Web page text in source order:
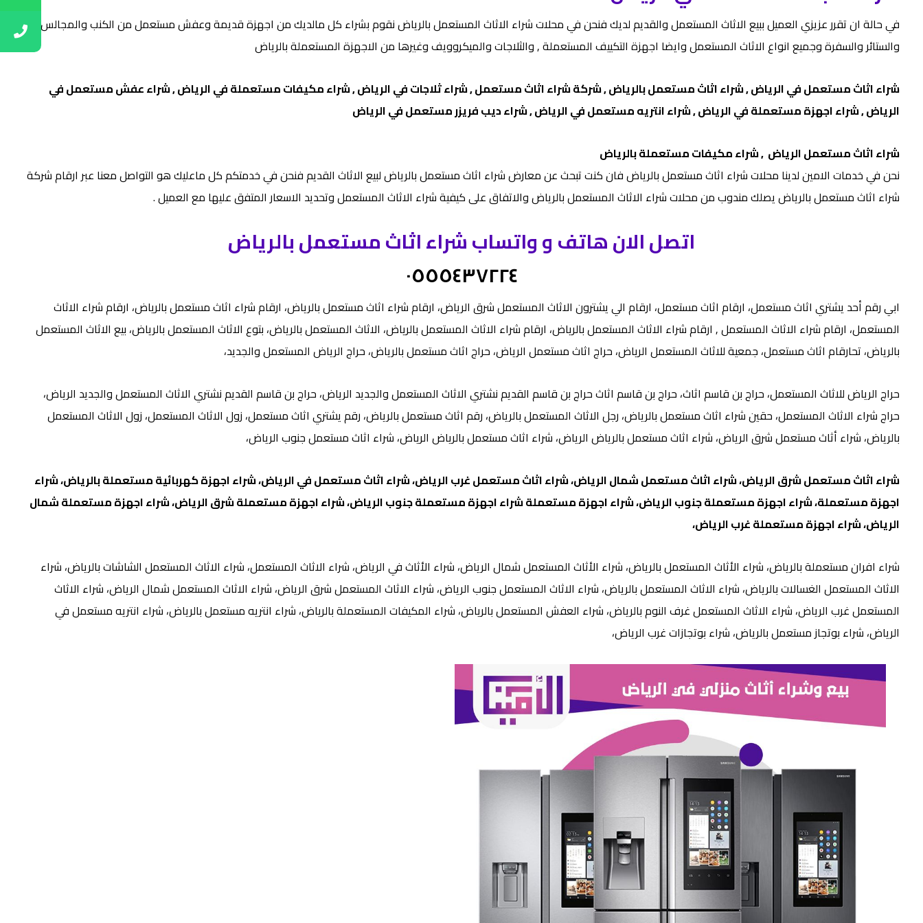
في حالة ان تقرر عزيزي العميل ببيع الاثاث المستعمل والقديم لديك فنحن في محلات شراء الاثاث المستعمل بالرياض نقوم بشراء كل مالديك من اجهزة قديمة وعفش مستعمل من الكنب والمجالس
والستائر والسفرة وجميع انواع الاثاث المستعمل وايضا اجهزة التكييف المستعملة , والثلاجات والميكروويف وغيرها من الاجهزة المستعملة بالرياض
شراء اثاث مستعمل في الرياض ,شراء اثاث مستعمل بالرياض, شركة شراء اثاث مستعمل , شراء ثلاجات في الرياض , شراء مكيفات مستعملة في الرياض , شراء عفش مستعمل في
الرياض , شراء اجهزة مستعملة في الرياض , شراء انتريه مستعمل في الرياض , شراء ديب فريزر مستعمل في الرياض
شراء اثاث مستعمل الرياض ,شراء مكيفات مستعملة بالرياض
نحن في خدمات الامين لدينا محلات شراء اثاث مستعمل بالرياض فان كنت تبحث عن معارض شراء اثاث مستعمل بالرياض لبيع الاثاث القديم فنحن في خدمتكم كل ماعليك هو التواصل معنا عبر ارقام شركة
شراء اثاث مستعمل بالرياض يصلك مندوب من محلات شراء الاثاث المستعمل بالرياض والاتفاق على كيفية شراء الاثاث المستعمل وتحديد الاسعار المتفق عليها مع العميل .
اتصل الان هاتف و واتساب شراء اثاث مستعمل بالرياض
٠٥٥٥٤٣٧٢٢٤
ابي رقم أحد یشتري اثاث مستعمل، ارقام اثاث مستعمل، ارقام الي يشترون الاثاث المستعمل شرق الرياض، ارقام شراء اثاث مستعمل بالرياض، ارقام شراء اثاث مستعمل بالریاض، ارقام شراء الاثاث
المستعمل، ارقام شراء الاثاث المستعمل , ارقام شراء الاثاث المستعمل بالریاض، ارقام شراء الاثاث المستعمل بالریاض، الاثاث المستعمل بالرياض، بتوع الاثاث المستعمل بالرياض، بيع الاثاث المستعمل
بالرياض، تحارقام اثاث مستعمل، جمعیة للاثاث المستعمل الریاض، حراج اثاث مستعمل الرياض، حراج اثاث مستعمل بالرياض، حراج الرياض المستعمل والجديد،
حراج الرياض للاثاث المستعمل، حراج بن قاسم اثاث، حراج بن قاسم اثاث حراج بن قاسم القديم نشتري الاثاث المستعمل والجديد الرياض، حراج بن قاسم القديم نشتري الاثاث المستعمل والجديد الرياض،
حراج شراء الاثاث المستعمل، حقين شراء اثاث مستعمل بالرياض، رجل الاثاث المستعمل بالرياض، رقم اثاث مستعمل بالرياض، رقم یشتري اثاث مستعمل، زول الاثاث المستعمل، زول الاثاث المستعمل
بالرياض، شراء أثاث مستعمل شرق الرياض، شراء اثاث مستعمل بالرياض الرياض، شراء اثاث مستعمل بالریاض الریاض، شراء اثاث مستعمل جنوب الرياض،
شراء اثاث مستعمل شرق الرياض، شراء اثاث مستعمل شمال الرياض، شراء اثاث مستعمل غرب الرياض، شراء اثاث مستعمل في الرياض، شراء اجهزة كهربائية مستعملة بالرياض، شراء
اجهزة مستعملة، شراء اجهزة مستعملة جنوب الرياض، شراء اجهزة مستعملة شراء اجهزة مستعملة جنوب الرياض، شراء اجهزة مستعملة شرق الرياض، شراء اجهزة مستعملة شمال
الرياض، شراء اجهزة مستعملة غرب الرياض،
شراء افران مستعملة بالرياض، شراء الأثاث المستعمل بالرياض، شراء الأثاث المستعمل شمال الرياض، شراء الأثاث في الرياض، شراء الاثاث المستعمل، شراء الاثاث المستعمل الشاشات بالرياض، شراء
الاثاث المستعمل الغسالات بالرياض، شراء الاثاث المستعمل بالرياض، شراء الاثاث المستعمل جنوب الرياض، شراء الاثاث المستعمل شرق الرياض، شراء الاثاث المستعمل شمال الرياض، شراء الاثاث
المستعمل غرب الرياض، شراء الاثاث المستعمل غرف النوم بالرياض، شراء العفش المستعمل بالریاض، شراء المكیفات المستعملة بالریاض، شراء انتريه مستعمل بالرياض، شراء انتريه مستعمل في
الرياض، شراء بوتجاز مستعمل بالرياض، شراء بوتجازات غرب الرياض،